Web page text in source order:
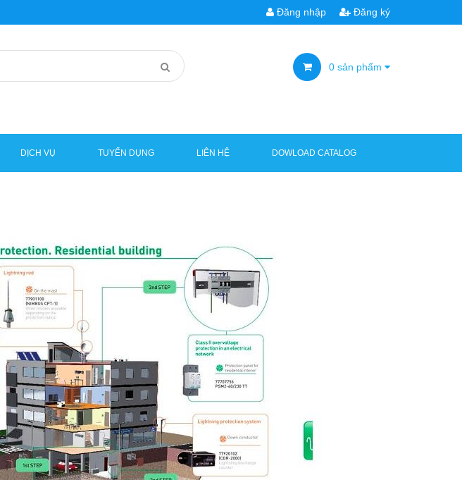
Đăng nhập Đăng ký
0 sản phẩm
DỊCH VỤ TUYỂN DỤNG LIÊN HỆ DOWLOAD CATALOG